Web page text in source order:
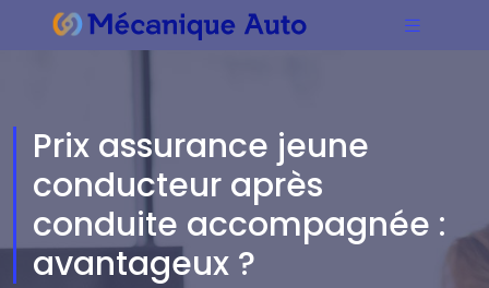
Prix assurance jeune
conducteur après
conduite accompagnée :
avantageux ?